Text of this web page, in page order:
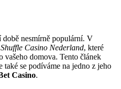
době nesmírně populární. V
Shuffle Casino Nederland, které
domova. Tento článek
také se podíváme na jedno z jeho
Casino.